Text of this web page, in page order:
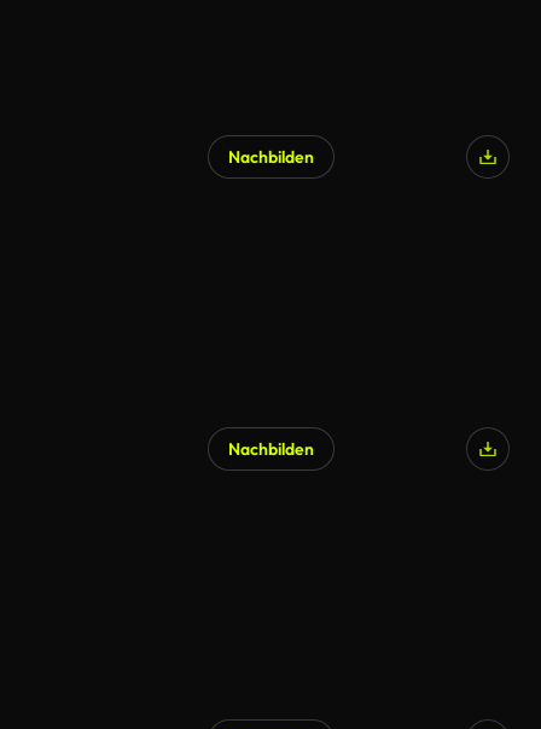
Nachbilden
Nachbilden